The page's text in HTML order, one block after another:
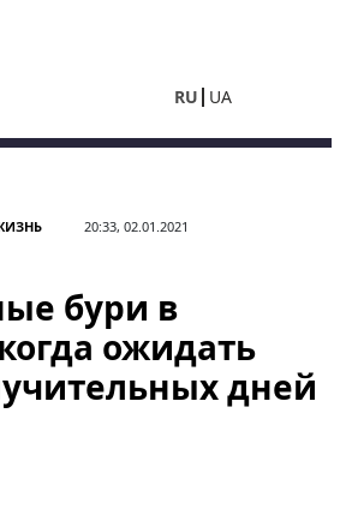
RU UA
20:33, 02.01.2021
бури в
ожидать
дней